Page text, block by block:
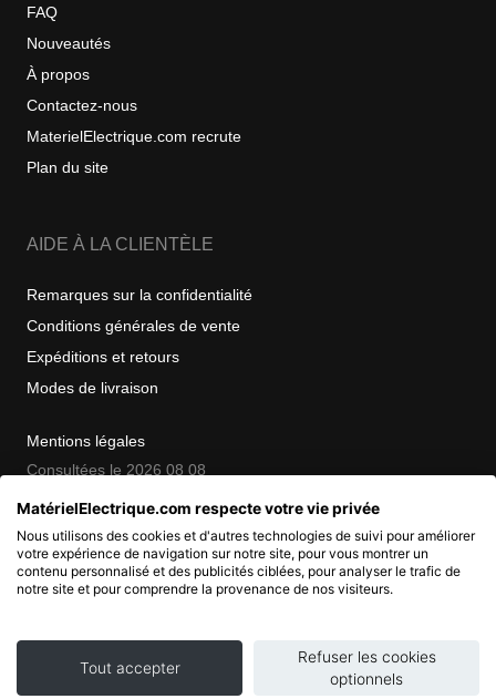
FAQ
Nouveautés
À propos
Contactez-nous
MaterielElectrique.com recrute
Plan du site
AIDE À LA CLIENTÈLE
Remarques sur la confidentialité
Conditions générales de vente
Expéditions et retours
Modes de livraison
Mentions légales
Consultées le 2026 08 08
COPYRIGHT
© 2007 - 2026 Nimbanet
MatérielElectrique.com respecte votre vie privée
Nous utilisons des cookies et d'autres technologies de suivi pour améliorer
votre expérience de navigation sur notre site, pour vous montrer un
contenu personnalisé et des publicités ciblées, pour analyser le trafic de
notre site et pour comprendre la provenance de nos visiteurs.
Tout accepter
Refuser les cookies
optionnels